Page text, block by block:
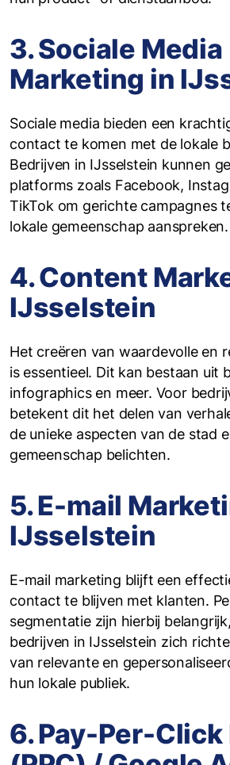
3. Sociale Media
Marketing in
Sociale media bieden een
contact te komen met de lokale
Bedrijven in IJsselstein kunnen
platforms zoals Facebook,
TikTok om gerichte campagnes
lokale gemeenschap aanspreken.
4. Content
IJsselstein
Het creëren van waardevolle en
is essentieel. Dit kan bestaan uit
infographics en meer. Voor
betekent dit het delen van
de unieke aspecten van de stad
gemeenschap belichten.
5. E-mail
IJsselstein
E-mail marketing blijft een
contact te blijven met klanten.
segmentatie zijn hierbij
bedrijven in IJsselstein zich
van relevante en
hun lokale publiek.
6. Pay-Per-Click